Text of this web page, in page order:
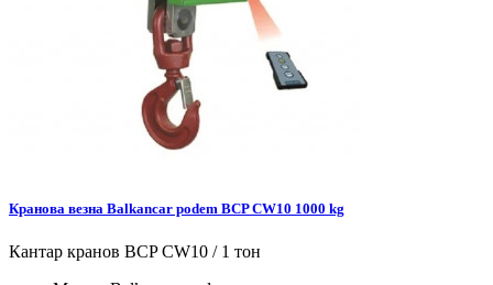
Кранова везна Balkancar podem BCP CW10 1000 kg
Кантар кранов BCP CW10 / 1 тон